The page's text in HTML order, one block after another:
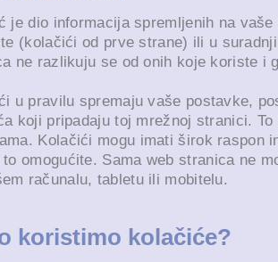
je dio informacija spremljenih na
(kolačići od prve strane) ili u
ne razlikuju se od onih koje koriste i
u pravilu spremaju vaše postavke,
koji pripadaju toj mrežnoj stranici.
Kolačići mogu imati širok raspon
omogućite. Sama web stranica ne
računalu, tabletu ili mobitelu.
koristimo kolačiće?